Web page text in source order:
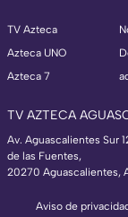
TV Azteca
Azteca UNO
Azteca 7
TV AZTECA
Av. Aguascalientes Sur
de las Fuentes,
20270 Aguascalientes,
Aviso de